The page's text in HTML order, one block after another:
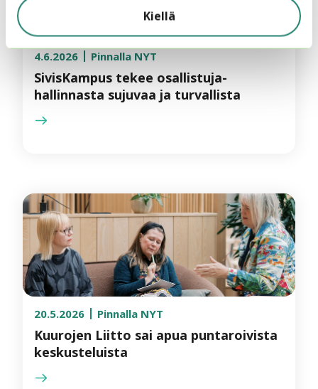
Kiellä
4.6.2026 Pinnalla NYT
SivisKampus tekee osallistuja­
hallinnasta sujuvaa ja turvallista
20.5.2026 Pinnalla NYT
Kuurojen Liitto sai apua puntaroivista
keskusteluista